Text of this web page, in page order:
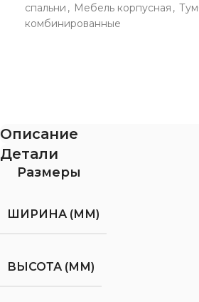
спальни , Мебель корпусная ,
комбинированные
Описание
Детали
Размеры
ШИРИНА (ММ)
ВЫСОТА (ММ)